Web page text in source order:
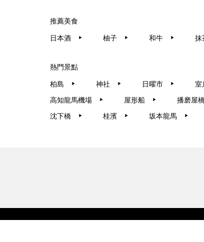
推薦美食
日本酒 ▶︎ 柚子 ▶︎ 和牛 ▶︎ 抹
熱門景點
柏島 ▶︎ 神社 ▶︎ 日曜市 ▶︎ 室
高知龍馬機場 ▶︎ 屋形船 ▶︎ 播磨屋
沈下橋 ▶︎ 桂濱 ▶︎ 坂本龍馬 ▶︎